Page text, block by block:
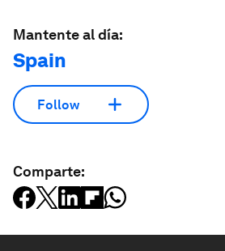
Mantente al día:
Spain
Follow
Comparte: